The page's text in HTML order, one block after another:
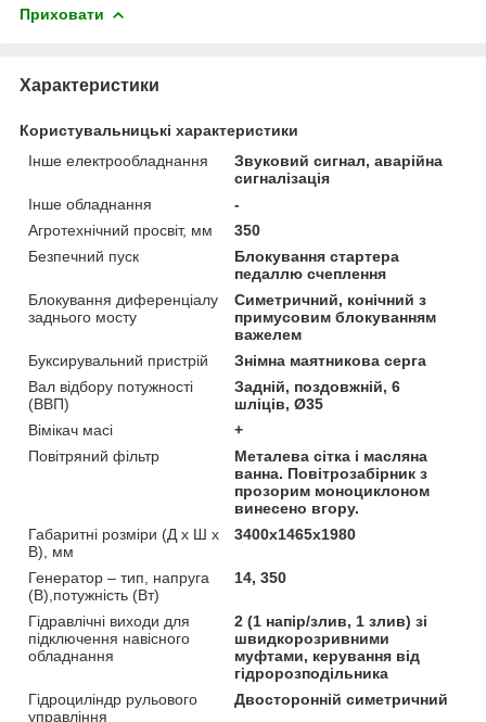
Приховати
Характеристики
Користувальницькі характеристики
Інше електрообладнання
Звуковий сигнал, аварійна
сигналізація
Інше обладнання
-
Агротехнічний просвіт, мм
350
Безпечний пуск
Блокування стартера
педаллю счеплення
Блокування диференціалу
заднього мосту
Симетричний, конічний з
примусовим блокуванням
важелем
Буксирувальний пристрій
Знімна маятникова серга
Вал відбору потужності
(ВВП)
Задній, поздовжній, 6
шліців, Ø35
Вімікач масі
+
Повітряний фільтр
Металева сітка і масляна
ванна. Повітрозабірник з
прозорим моноциклоном
винесено вгору.
Габаритні розміри (Д х Ш х
В), мм
3400х1465х1980
Генератор – тип, напруга
(В),потужність (Вт)
14, 350
Гідравлічні виходи для
підключення навісного
обладнання
2 (1 напір/злив, 1 злив) зі
швидкорозривними
муфтами, керування від
гідророзподільника
Гідроциліндр рульового
управління
Двосторонній симетричний